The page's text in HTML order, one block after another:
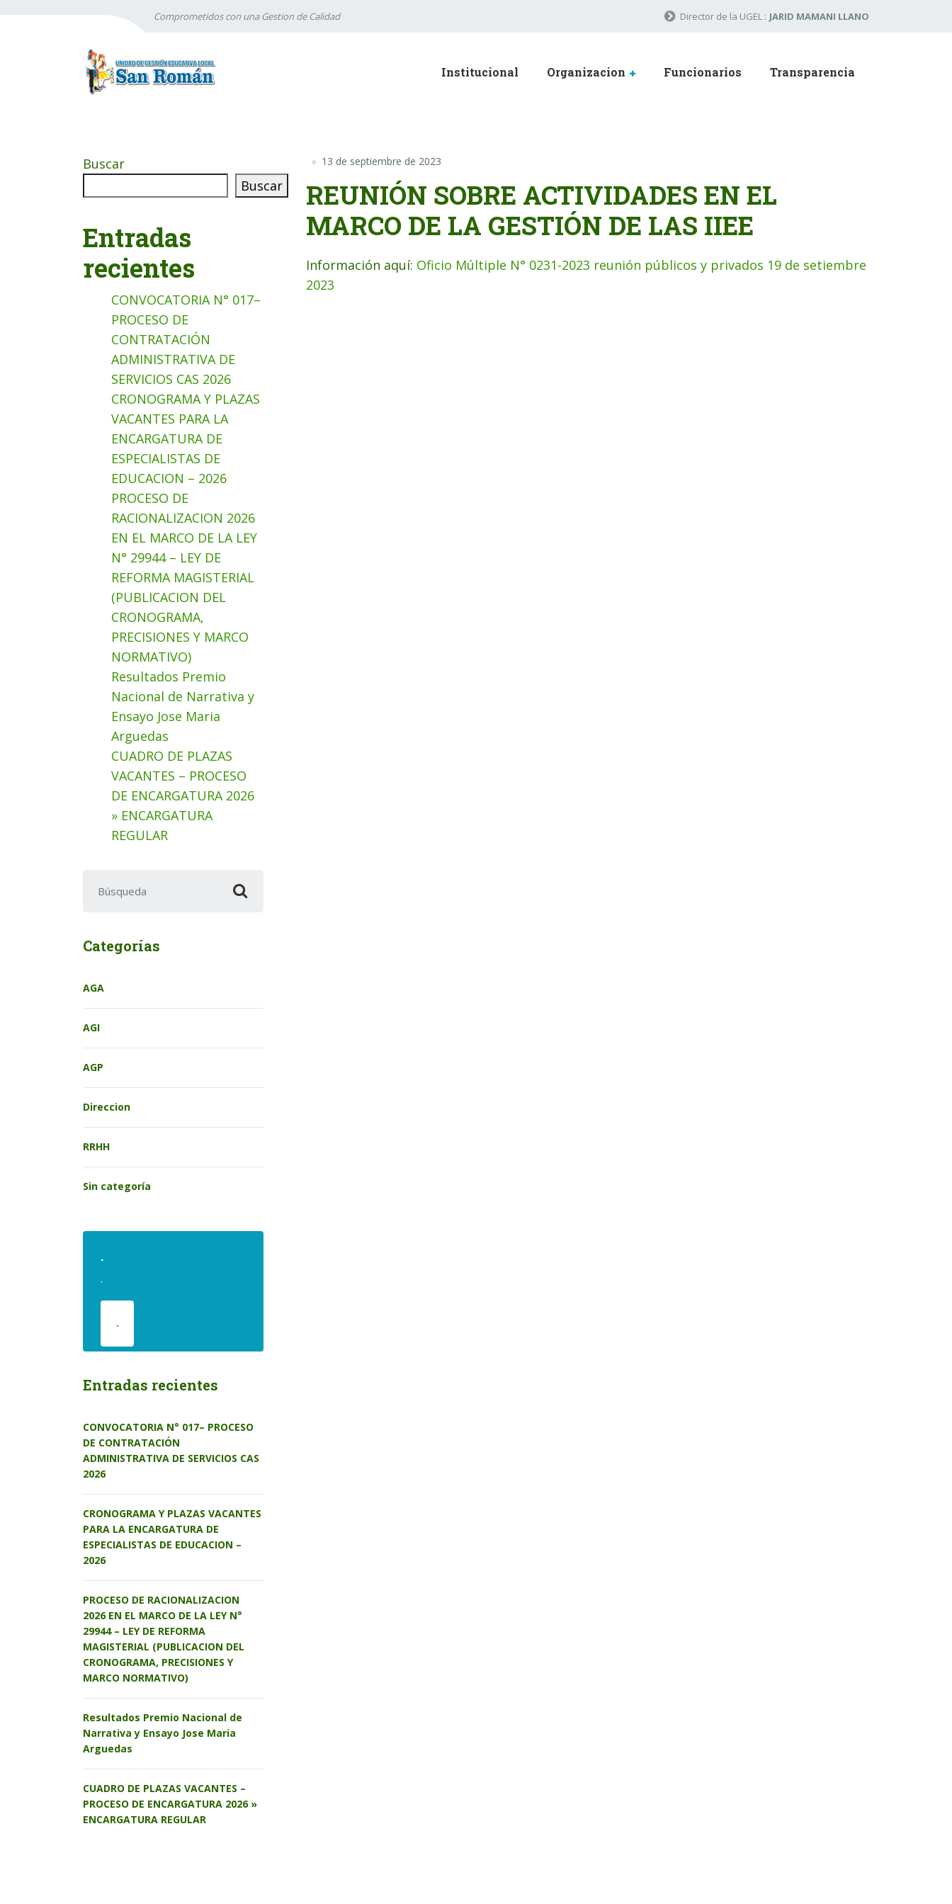
Comprometidos con una Gestion de Calidad Director de la UGEL : JARID MAMANI LLANO
Institucional Organizacion Funcionarios Transparencia
13 de septiembre de 2023
REUNIÓN SOBRE ACTIVIDADES EN EL
MARCO DE LA GESTIÓN DE LAS IIEE
Información aquí: Oficio Múltiple N° 0231-2023 reunión públicos y privados 19 de setiembre
2023
Buscar
Buscar
Entradas
recientes
CONVOCATORIA N° 017–
PROCESO DE
CONTRATACIÓN
ADMINISTRATIVA DE
SERVICIOS CAS 2026
CRONOGRAMA Y PLAZAS
VACANTES PARA LA
ENCARGATURA DE
ESPECIALISTAS DE
EDUCACION – 2026
PROCESO DE
RACIONALIZACION 2026
EN EL MARCO DE LA LEY
N° 29944 – LEY DE
REFORMA MAGISTERIAL
(PUBLICACION DEL
CRONOGRAMA,
PRECISIONES Y MARCO
NORMATIVO)
Resultados Premio
Nacional de Narrativa y
Ensayo Jose Maria
Arguedas
CUADRO DE PLAZAS
VACANTES – PROCESO
DE ENCARGATURA 2026
» ENCARGATURA
REGULAR
Categorías
AGA
AGI
AGP
Direccion
RRHH
Sin categoría
.
.
.
Entradas recientes
CONVOCATORIA N° 017– PROCESO
DE CONTRATACIÓN
ADMINISTRATIVA DE SERVICIOS CAS
2026
CRONOGRAMA Y PLAZAS VACANTES
PARA LA ENCARGATURA DE
ESPECIALISTAS DE EDUCACION –
2026
PROCESO DE RACIONALIZACION
2026 EN EL MARCO DE LA LEY N°
29944 – LEY DE REFORMA
MAGISTERIAL (PUBLICACION DEL
CRONOGRAMA, PRECISIONES Y
MARCO NORMATIVO)
Resultados Premio Nacional de
Narrativa y Ensayo Jose Maria
Arguedas
CUADRO DE PLAZAS VACANTES –
PROCESO DE ENCARGATURA 2026 »
ENCARGATURA REGULAR